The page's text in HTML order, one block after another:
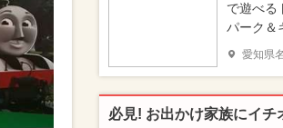
で遊べる
パーク＆
愛知県
必見! お出かけ家族にイチ